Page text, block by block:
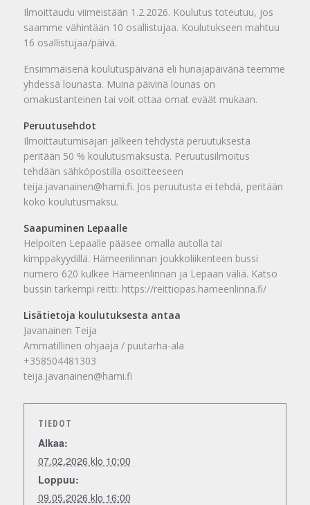
Ilmoittaudu viimeistään 1.2.2026. Koulutus toteutuu, jos
saamme vähintään 10 osallistujaa. Koulutukseen mahtuu
16 osallistujaa/päivä.
Ensimmäisenä koulutuspäivänä eli hunajapäivänä teemme
yhdessä lounasta. Muina päivinä lounas on
omakustanteinen tai voit ottaa omat eväät mukaan.
Peruutusehdot
Ilmoittautumisajan jälkeen tehdystä peruutuksesta
peritään 50 % koulutusmaksusta. Peruutusilmoitus
tehdään sähköpostilla osoitteeseen
teija.javanainen@hami.fi. Jos peruutusta ei tehdä, peritään
koko koulutusmaksu.
Saapuminen Lepaalle
Helpoiten Lepaalle pääsee omalla autolla tai
kimppakyydillä. Hämeenlinnan joukkoliikenteen bussi
numero 620 kulkee Hämeenlinnan ja Lepaan väliä. Katso
bussin tarkempi reitti: https://reittiopas.hameenlinna.fi/
Lisätietoja koulutuksesta antaa
Javanainen Teija
Ammatillinen ohjaaja / puutarha-ala
+358504481303
teija.javanainen@hami.fi
TIEDOT
Alkaa:
07.02.2026 klo 10:00
Loppuu:
09.05.2026 klo 16:00